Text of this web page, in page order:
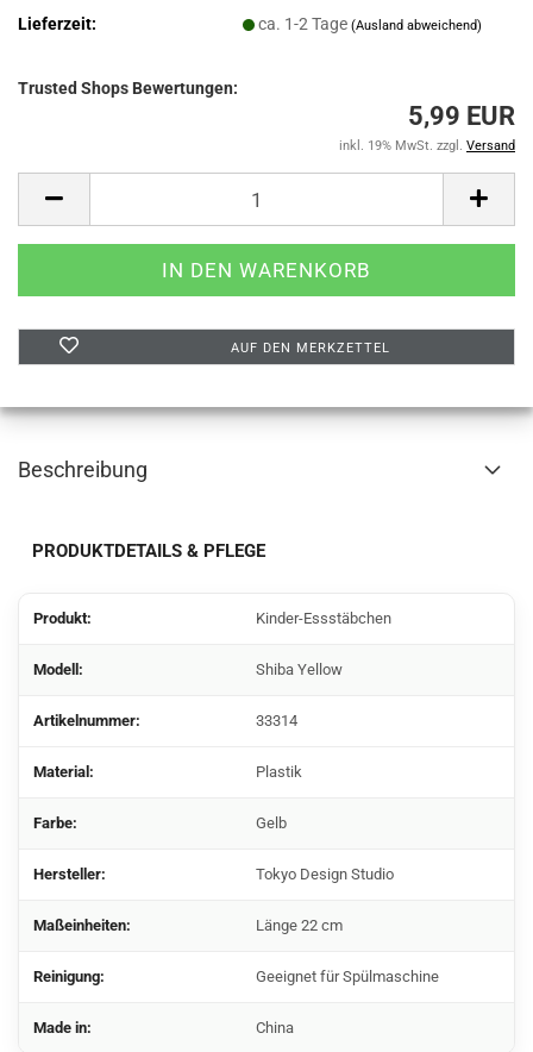
Lieferzeit:
ca. 1-2 Tage(Ausland abweichend)
Trusted Shops Bewertungen:
5,99 EUR
inkl. 19% MwSt. zzgl. Versand
AUF DEN MERKZETTEL
Beschreibung
PRODUKTDETAILS & PFLEGE
Produkt: Kinder-Essstäbchen
Modell: Shiba Yellow
Artikelnummer: 33314
Material: Plastik
Farbe: Gelb
Hersteller: Tokyo Design Studio
Maßeinheiten: Länge 22 cm
Reinigung: Geeignet für Spülmaschine
Made in: China